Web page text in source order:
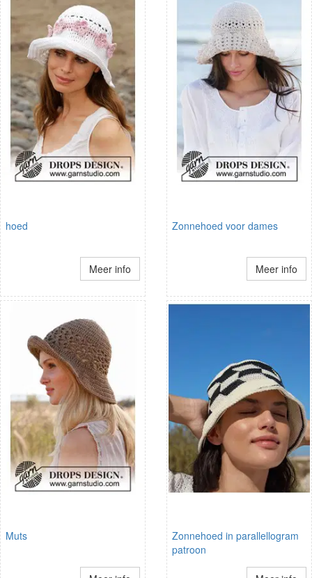
hoed
Meer info
Zonnehoed voor dames
Meer info
Muts
Zonnehoed in parallellogram
patroon